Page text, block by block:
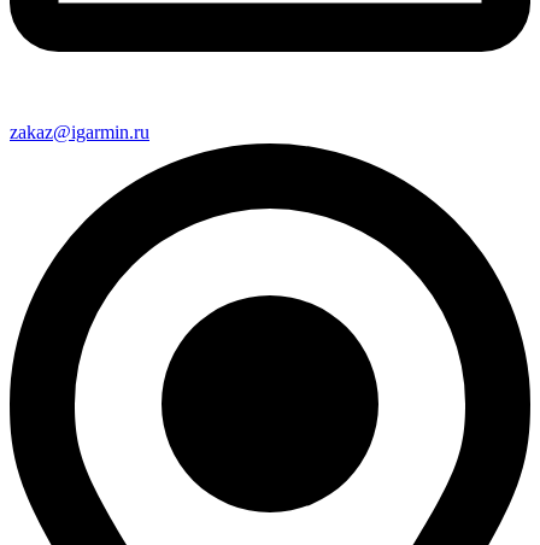
zakaz@igarmin.ru